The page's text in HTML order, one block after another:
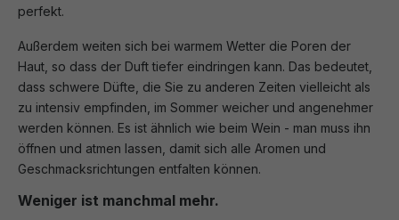
perfekt.
Außerdem weiten sich bei warmem Wetter die Poren der
Haut, so dass der Duft tiefer eindringen kann. Das bedeutet,
dass schwere Düfte, die Sie zu anderen Zeiten vielleicht als
zu intensiv empfinden, im Sommer weicher und angenehmer
werden können. Es ist ähnlich wie beim Wein - man muss ihn
öffnen und atmen lassen, damit sich alle Aromen und
Geschmacksrichtungen entfalten können.
Weniger ist manchmal mehr.